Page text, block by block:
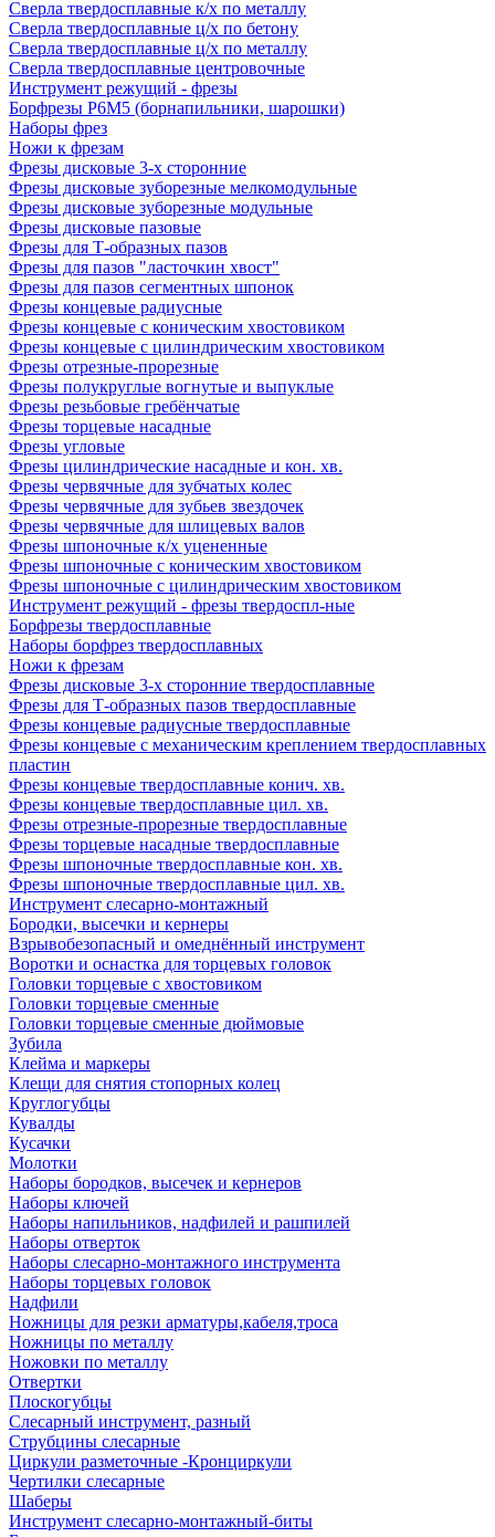
Сверла твердосплавные к/х по металлу
Сверла твердосплавные ц/х по бетону
Сверла твердосплавные ц/х по металлу
Сверла твердосплавные центровочные
Инструмент режущий - фрезы
Борфрезы Р6М5 (борнапильники, шарошки)
Наборы фрез
Ножи к фрезам
Фрезы дисковые 3-х сторонние
Фрезы дисковые зуборезные мелкомодульные
Фрезы дисковые зуборезные модульные
Фрезы дисковые пазовые
Фрезы для Т-образных пазов
Фрезы для пазов "ласточкин хвост"
Фрезы для пазов сегментных шпонок
Фрезы концевые радиусные
Фрезы концевые с коническим хвостовиком
Фрезы концевые с цилиндрическим хвостовиком
Фрезы отрезные-прорезные
Фрезы полукруглые вогнутые и выпуклые
Фрезы резьбовые гребёнчатые
Фрезы торцевые насадные
Фрезы угловые
Фрезы цилиндрические насадные и кон. хв.
Фрезы червячные для зубчатых колес
Фрезы червячные для зубьев звездочек
Фрезы червячные для шлицевых валов
Фрезы шпоночные к/х уцененные
Фрезы шпоночные с коническим хвостовиком
Фрезы шпоночные с цилиндрическим хвостовиком
Инструмент режущий - фрезы твердоспл-ные
Борфрезы твердосплавные
Наборы борфрез твердосплавных
Ножи к фрезам
Фрезы дисковые 3-х сторонние твердосплавные
Фрезы для Т-образных пазов твердосплавные
Фрезы концевые радиусные твердосплавные
Фрезы концевые с механическим креплением твердосплавных
пластин
Фрезы концевые твердосплавные конич. хв.
Фрезы концевые твердосплавные цил. хв.
Фрезы отрезные-прорезные твердосплавные
Фрезы торцевые насадные твердосплавные
Фрезы шпоночные твердосплавные кон. хв.
Фрезы шпоночные твердосплавные цил. хв.
Инструмент слесарно-монтажный
Бородки, высечки и кернеры
Взрывобезопасный и омеднённый инструмент
Воротки и оснаcтка для торцевых головок
Головки торцевые с хвостовиком
Головки торцевые сменные
Головки торцевые сменные дюймовые
Зубила
Клейма и маркеры
Клещи для снятия стопорных колец
Круглогубцы
Кувалды
Кусачки
Молотки
Наборы бородков, высечек и кернеров
Наборы ключей
Наборы напильников, надфилей и рашпилей
Наборы отверток
Наборы слесарно-монтажного инструмента
Наборы торцевых головок
Надфили
Ножницы для резки арматуры,кабеля,троса
Ножницы по металлу
Ножовки по металлу
Отвертки
Плоскогубцы
Слесарный инструмент, разный
Струбцины слесарные
Циркули разметочные -Кронциркули
Чертилки слесарные
Шаберы
Инструмент слесарно-монтажный-биты